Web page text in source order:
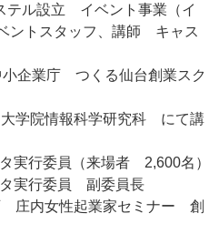
テル設立 イベント事業（イ
ントスタッフ、講師 キャス
企業庁 つくる仙台創業スク
学院情報科学研究科 にて講
実行委員（来場者 2,600名）
実行委員 副委員長
庄内女性起業家セミナー 創